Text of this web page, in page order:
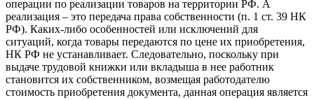
операции по реализации товаров на территории РФ. А
реализация – это передача права собственности (п. 1 ст. 39 НК
РФ). Каких-либо особенностей или исключений для
ситуаций, когда товары передаются по цене их приобретения,
НК РФ не устанавливает. Следовательно, поскольку при
выдаче трудовой книжки или вкладыша в нее работник
становится их собственником, возмещая работодателю
стоимость приобретения документа, данная операция является